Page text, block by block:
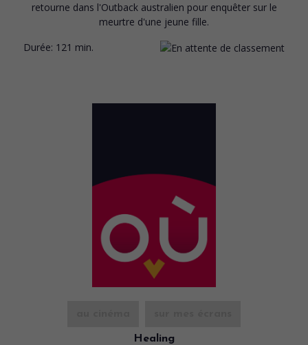
retourne dans l'Outback australien pour enquêter sur le
meurtre d'une jeune fille.
Durée: 121 min.
Healing